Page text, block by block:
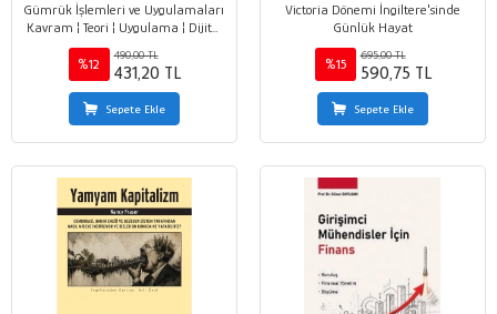
Gümrük İşlemleri ve Uygulamaları
Kavram ¦ Teori ¦ Uygulama ¦ Dijital
Uygulamalar
%12
490,00 TL
431,20 TL
Sepete Ekle
Victoria Dönemi İngiltere'sinde
Günlük Hayat
%15
695,00 TL
590,75 TL
Sepete Ekle